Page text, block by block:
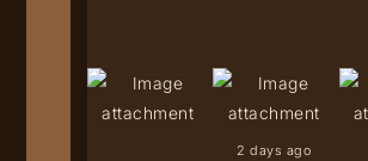
2 days ago